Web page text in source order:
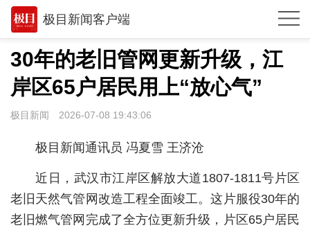
极目新闻客户端
推荐
体育
观点
武汉
世相
30年的老旧管网更新升级，江
岸区65户居民用上“放心气”
极目新闻 2026-07-08 19:43:06
极目新闻通讯员 冯夏雪 王济沧
近日，武汉市江岸区解放大道1807-1811号片区
老旧天然气管网改造工程全面竣工。这片服役30年的
老旧燃气管网完成了全方位更新升级，片区65户居民